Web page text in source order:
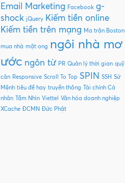
Email Marketing Facebook g-
shock jQuery Kiếm tiền online
Kiếm tiền trên mạng Ma trận Boston
mua nhà mật ong ngôi nhà mơ
ước ngôn từ PR Quản lý thời gian quỹ
căn Responsive Scroll To Top SPIN SSH Sứ
Mệnh tiêu đề hay truyền thông Tài chính Cá
nhân Tầm Nhìn Viettel Văn hóa doanh nghiệp
XCache ĐCMN Đức Phật